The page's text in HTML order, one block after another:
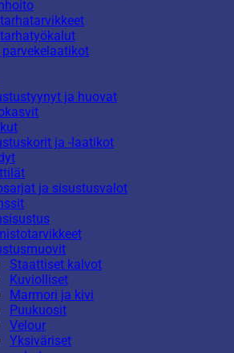
ja huovat
ja -laatikot
ja sisustusvalot
Staattiset kalvot
Kuviolliset
Marmori ja kivi
Puukuosit
Velour
Yksiväriset